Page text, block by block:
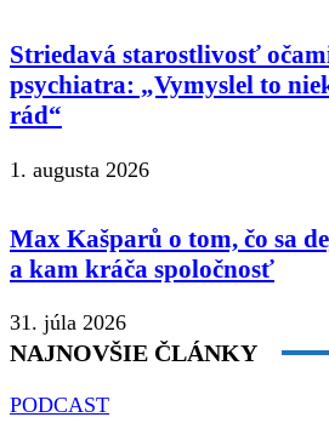
Striedavá starostlivosť
psychiatra: „Vymyslel to
rád“
1. augusta 2026
Max Kašparů o tom, čo sa
a kam kráča spoločnosť
31. júla 2026
NAJNOVŠIE ČLÁNKY
PODCAST